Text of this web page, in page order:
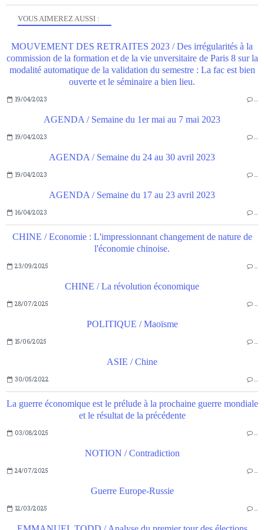
VOUS AIMEREZ AUSSI :
MOUVEMENT DES RETRAITES 2023 / Des irrégularités à la
commission de la formation et de la vie unversitaire de Paris 8 sur la
modalité automatique de la validation du semestre : La fac est bien
ouverte et le séminaire a bien lieu.
19/04/2023 …
AGENDA / Semaine du 1er mai au 7 mai 2023
19/04/2023 …
AGENDA / Semaine du 24 au 30 avril 2023
19/04/2023 …
AGENDA / Semaine du 17 au 23 avril 2023
16/04/2023 …
CHINE / Economie : L'impressionnant changement de nature de
l'économie chinoise.
23/09/2025 …
CHINE / La révolution économique
28/07/2025 …
POLITIQUE / Maoïsme
15/06/2025 …
ASIE / Chine
30/05/2022 …
La guerre économique est le prélude à la prochaine guerre mondiale
et le résultat de la précédente
03/08/2025 …
NOTION / Contradiction
24/07/2025 …
Guerre Europe-Russie
12/03/2025 …